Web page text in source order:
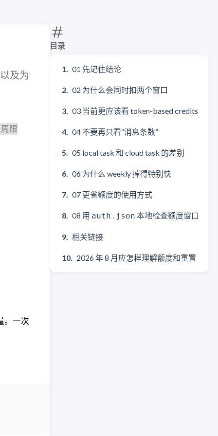
目录
01 先记住结论
02 为什么会同时扣两个窗口
03 当前更应该看 token-based credits
04 不要再只看“消息条数”
05 local task 和 cloud task 的差别
06 为什么 weekly 掉得特别快
07 更省额度的使用方式
08 用 auth.json 本地检查额度窗口
相关链接
2026 年 8 月应怎样理解额度和重置
及为
周限
。一次